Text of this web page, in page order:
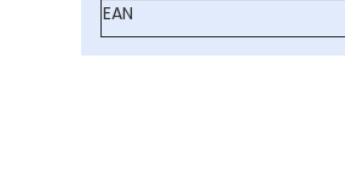
EAN